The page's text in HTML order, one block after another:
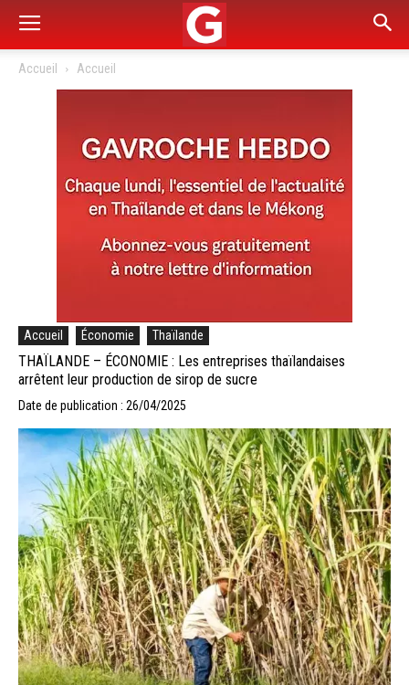
Accueil Accueil
Accueil Économie Thaïlande
THAÏLANDE – ÉCONOMIE : Les entreprises thaïlandaises
arrêtent leur production de sirop de sucre
Date de publication : 26/04/2025